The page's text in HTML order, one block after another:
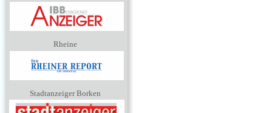
Rheine
Stadtanzeiger Borken